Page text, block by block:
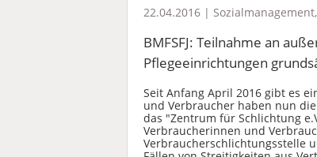
22.04.2016 | Sozialmanagement,
BMFSFJ: Teilnahme an
Pflegeeinrichtungen
Seit Anfang April 2016 gibt es
und Verbraucher haben nun
das "Zentrum für Schlichtung
Verbraucherinnen und
Verbraucherschlichtungsstelle